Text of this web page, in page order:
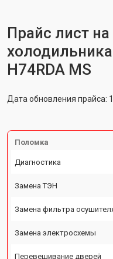
Прайс лист
H74RDA MS
Дата обновления прайса:
Поломка
Диагностика
Замена ТЭН
Замена фильтра
Замена электросхемы
Перевешивание дверей